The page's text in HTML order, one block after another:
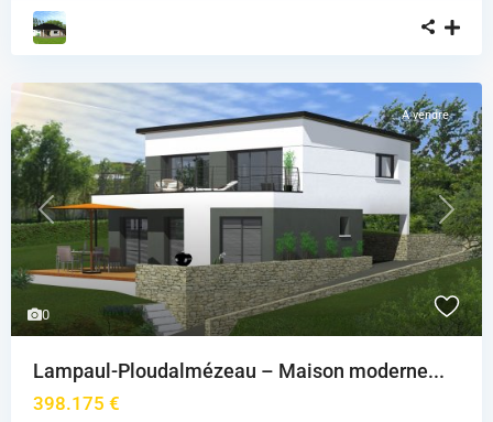
0
Previous Next
A vendre
Lampaul-Ploudalmézeau – Maison moderne...
398.175 €